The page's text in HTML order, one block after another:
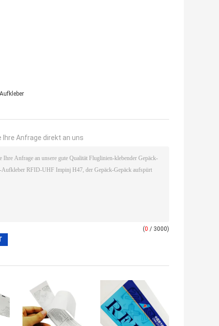
Ihre Anfrage direkt an uns
(0 / 3000)